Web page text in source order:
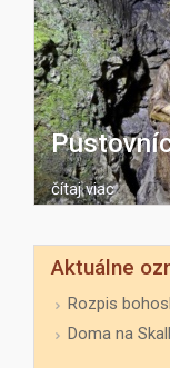
čítaj viac
Aktuálne
Rozpis
Doma na